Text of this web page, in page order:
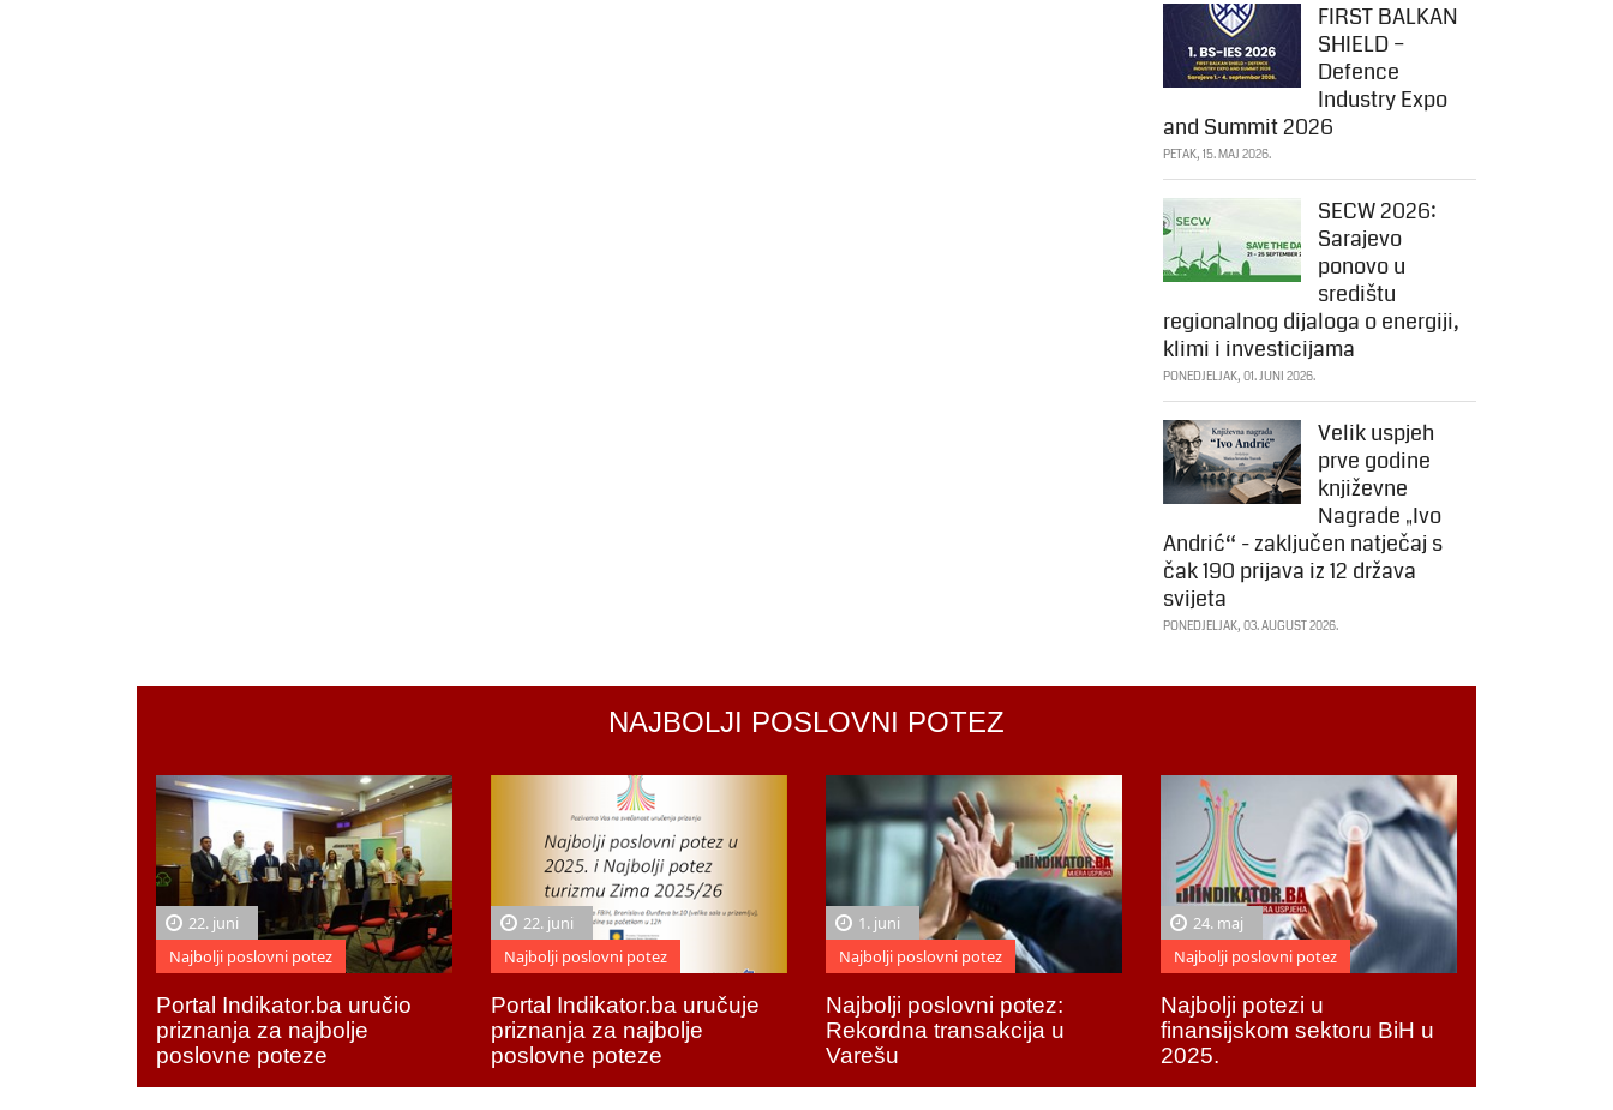
FIRST BALKAN
SHIELD –
Defence
Industry Expo
and Summit 2026
PETAK, 15. MAJ 2026.
SECW 2026:
Sarajevo
ponovo u
središtu
regionalnog dijaloga o energiji,
klimi i investicijama
PONEDJELJAK, 01. JUNI 2026.
Velik uspjeh
prve godine
književne
Nagrade „Ivo
Andrić“ - zaključen natječaj s
čak 190 prijava iz 12 država
svijeta
PONEDJELJAK, 03. AUGUST 2026.
NAJBOLJI POSLOVNI POTEZ
22. juni
Najbolji poslovni potez
Portal Indikator.ba uručio
priznanja za najbolje
poslovne poteze
22. juni
Najbolji poslovni potez
Portal Indikator.ba uručuje
priznanja za najbolje
poslovne poteze
1. juni
Najbolji poslovni potez
Najbolji poslovni potez:
Rekordna transakcija u
Varešu
24. maj
Najbolji poslovni potez
Najbolji potezi u
finansijskom sektoru BiH u
2025.